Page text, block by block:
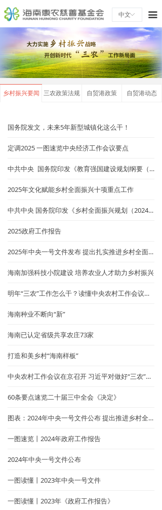
끀
ꀅ
中文
乡村振兴要闻 三农政策法规 自贸港政策 自贸港动态
国务院发文，未来5年新型城镇化这么干！
定调2025 一图速览中央经济工作会议要点
中共中央 国务院印发《教育强国建设规划纲要（2024－2035年）》
2025年文化赋能乡村全面振兴十项重点工作
中共中央 国务院印发《乡村全面振兴规划（2024—2027年）》
2025政府工作报告
2025年中央一号文件发布 提出扎实推进乡村全面振兴
海南加强科技小院建设 培养农业人才助力乡村振兴
明年“三农”工作怎么干？读懂中央农村工作会议重要提法
海南种业不断向“新”
海南已认定省级共享农庄73家
打造和美乡村“海南样板”
中央农村工作会议在京召开 习近平对做好“三农”工作作出重要指示
60条要点速览二十届三中全会《决定》
图表：2024年中央一号文件公布 提出推进乡村全面振兴“路线图”
一图速览丨2024年政府工作报告
2024年中央一号文件公布
一图读懂丨2023年中央一号文件
一图读懂丨2023年《政府工作报告》